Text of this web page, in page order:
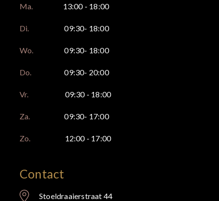
Ma. 13:00 - 18:00
Di. 09:30- 18:00
Wo. 09:30- 18:00
Do. 09:30- 20:00
Vr. 09:30 - 18:00
Za. 09:30- 17:00
Zo. 12:00 - 17:00
Contact
Stoeldraaierstraat 44